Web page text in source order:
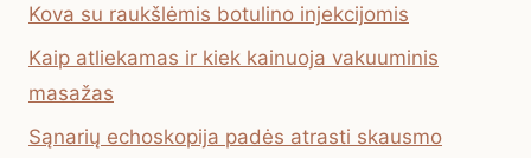
Kova su raukšlėmis botulino injekcijomis
Kaip atliekamas ir kiek kainuoja vakuuminis
masažas
Sąnarių echoskopija padės atrasti skausmo